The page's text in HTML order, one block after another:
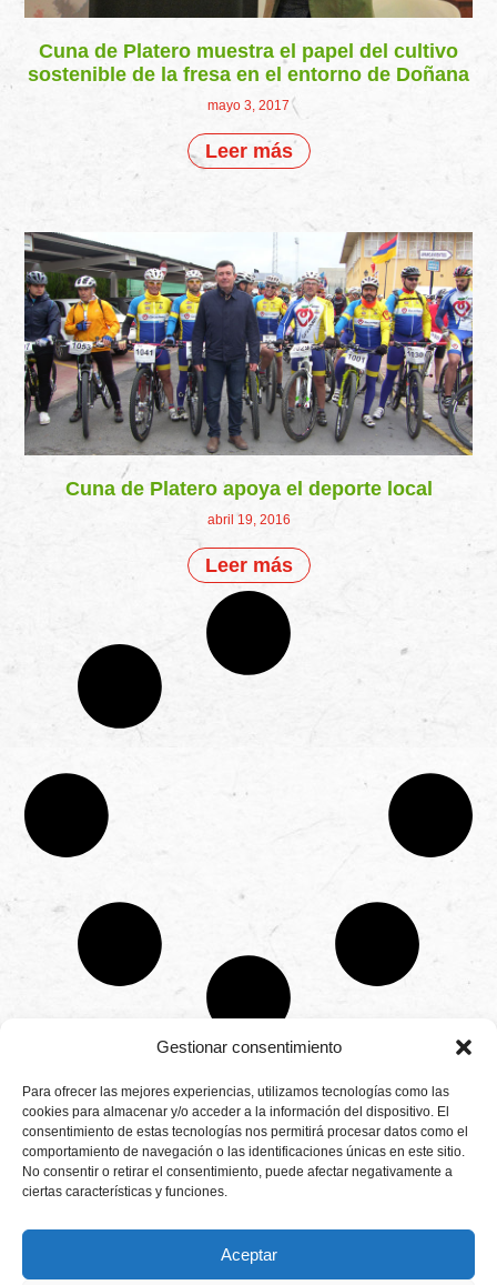
Gestionar consentimiento
Para ofrecer las mejores experiencias, utilizamos tecnologías como las
cookies para almacenar y/o acceder a la información del dispositivo. El
consentimiento de estas tecnologías nos permitirá procesar datos como el
comportamiento de navegación o las identificaciones únicas en este sitio.
No consentir o retirar el consentimiento, puede afectar negativamente a
ciertas características y funciones.
Aceptar
Cuna de Platero muestra el papel del cultivo
sostenible de la fresa en el entorno de Doñana
mayo 3, 2017
Leer más
Cuna de Platero apoya el deporte local
abril 19, 2016
Leer más
Productores
de
fresas,
frambuesas,
arándanos
Calidad
CONTÁCTANOS
Camino de
Montemayor s/n
21800 Moguer.
Huelva ESPAÑA.
info@cunadeplatero.com
25
Aviso legal
Política de
privacidad
Canal de denuncias